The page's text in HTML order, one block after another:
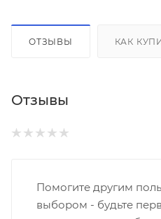
ОТЗЫВЫ КАК
Отзывы
Помогите другим
выбором - будьте